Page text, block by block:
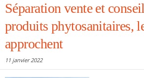
Séparation vente et
produits phytosanitaires,
approchent
11 janvier 2022